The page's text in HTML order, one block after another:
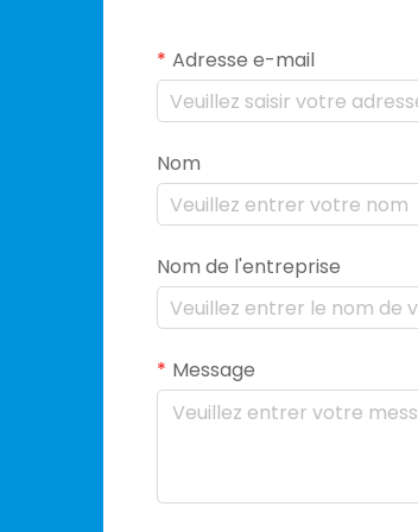
Adresse e-mail
Nom
Nom de l'entreprise
Message